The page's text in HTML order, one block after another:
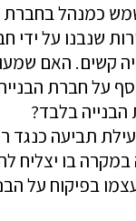
כמנהל בחברת
שנבנו על ידי
קשים. האם
על חברת הבנייה
בלבד?
תביעה כנגד
בו יצליח
בפיקוח על